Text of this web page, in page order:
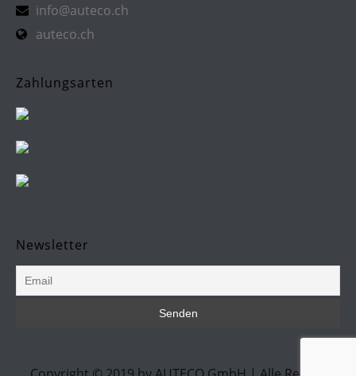
info@auteco.ch
auteco.ch
Zahlungsarten
Newsletter